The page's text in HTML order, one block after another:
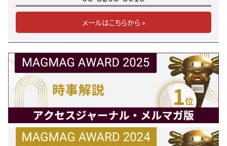
メールはこちらから »